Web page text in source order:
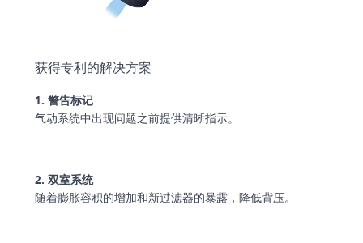
获得专利的解决方案
1. 警告标记
气动系统中出现问题之前提供清晰指示。
2. 双室系统
随着膨胀容积的增加和新过滤器的暴露，降低背压。